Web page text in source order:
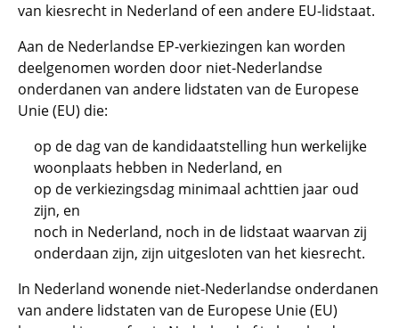
van kiesrecht in Nederland of een andere EU-lidstaat.
Aan de Nederlandse EP-verkiezingen kan worden
deelgenomen worden door niet-Nederlandse
onderdanen van andere lidstaten van de Europese
Unie (EU) die:
op de dag van de kandidaatstelling hun werkelijke
woonplaats hebben in Nederland, en
op de verkiezingsdag minimaal achttien jaar oud
zijn, en
noch in Nederland, noch in de lidstaat waarvan zij
onderdaan zijn, zijn uitgesloten van het kiesrecht.
In Nederland wonende niet-Nederlandse onderdanen
van andere lidstaten van de Europese Unie (EU)